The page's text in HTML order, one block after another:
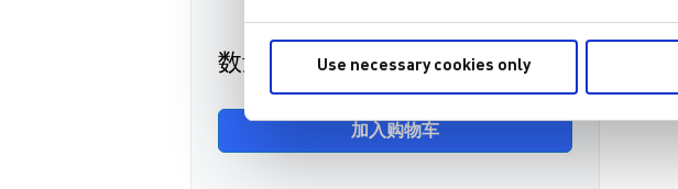
Use necessary cookies only
数量
加入购物车